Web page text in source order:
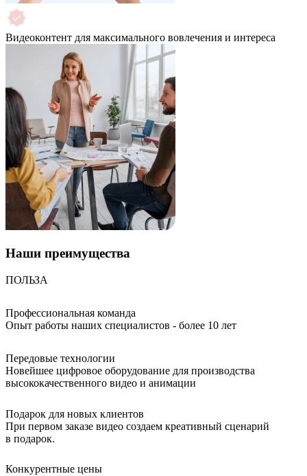
Видеоконтент для максимального вовлечения и интереса
Наши преимущества
ПОЛЬЗА
Профессиональная команда
Опыт работы наших специалистов - более 10 лет
Передовые технологии
Новейшее цифровое оборудование для производства
высококачественного видео и анимации
Подарок для новых клиентов
При первом заказе видео создаем креативный сценарий
в подарок.
Конкурентные цены